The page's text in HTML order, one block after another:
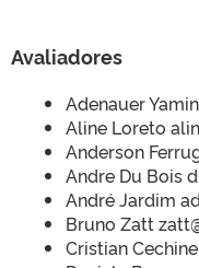
Avaliadores
Adenauer
Aline Loreto
Anderson
Andre Du Bois
André Jardim
Bruno Zatt
Cristian